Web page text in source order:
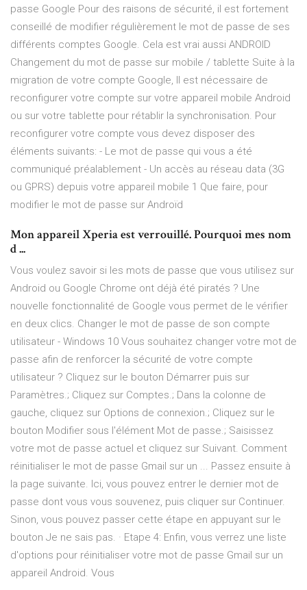
passe Google Pour des raisons de sécurité, il est fortement
conseillé de modifier régulièrement le mot de passe de ses
différents comptes Google. Cela est vrai aussi ANDROID
Changement du mot de passe sur mobile / tablette Suite à la
migration de votre compte Google, Il est nécessaire de
reconfigurer votre compte sur votre appareil mobile Android
ou sur votre tablette pour rétablir la synchronisation. Pour
reconfigurer votre compte vous devez disposer des
éléments suivants: - Le mot de passe qui vous a été
communiqué préalablement - Un accès au réseau data (3G
ou GPRS) depuis votre appareil mobile 1 Que faire, pour
modifier le mot de passe sur Androïd
Mon appareil Xperia est verrouillé. Pourquoi mes nom
d ...
Vous voulez savoir si les mots de passe que vous utilisez sur
Android ou Google Chrome ont déjà été piratés ? Une
nouvelle fonctionnalité de Google vous permet de le vérifier
en deux clics. Changer le mot de passe de son compte
utilisateur - Windows 10 Vous souhaitez changer votre mot de
passe afin de renforcer la sécurité de votre compte
utilisateur ? Cliquez sur le bouton Démarrer puis sur
Paramètres.; Cliquez sur Comptes.; Dans la colonne de
gauche, cliquez sur Options de connexion.; Cliquez sur le
bouton Modifier sous l'élément Mot de passe.; Saisissez
votre mot de passe actuel et cliquez sur Suivant. Comment
réinitialiser le mot de passe Gmail sur un ... Passez ensuite à
la page suivante. Ici, vous pouvez entrer le dernier mot de
passe dont vous vous souvenez, puis cliquer sur Continuer.
Sinon, vous pouvez passer cette étape en appuyant sur le
bouton Je ne sais pas. · Etape 4: Enfin, vous verrez une liste
d'options pour réinitialiser votre mot de passe Gmail sur un
appareil Android. Vous